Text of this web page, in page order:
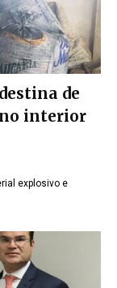
de
no interior
explosivo e